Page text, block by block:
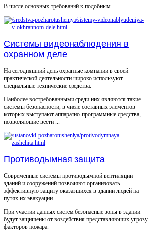
В числе основных требований к подобным ...
Системы видеонаблюдения в
охранном деле
На сегодняшний день охранные компании в своей
практической деятельности широко используют
специальные технические средства.
Наиболее востребованными среди них являются такие
системы безопасности, в числе составных элементов
которых выступают аппаратно-программные средства,
позволяющие вести ...
Противодымная защита
Современные системы противодымной вентиляции
зданий и сооружений позволяют организовать
эффективную защиту оказавшихся в здании людей на
путях их эвакуации.
При участии данных систем безопасные зоны в здании
будут защищены от воздействия представляющих угрозу
факторов пожара.